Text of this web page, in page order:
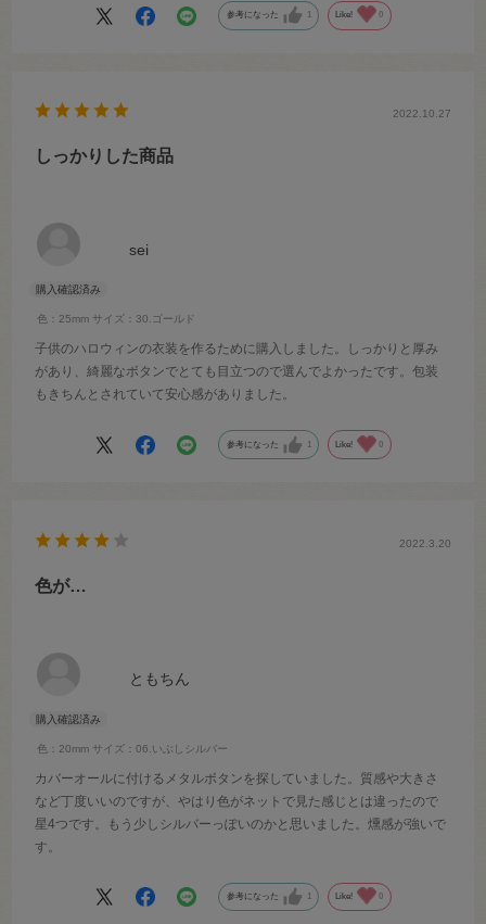
参考になった 1 Like! 0
sei
色：25mm サイズ：30.ゴールド
2022.10.27
しっかりした商品
子供のハロウィンの衣装を作るために購入しました。しっかりと厚み
があり、綺麗なボタンでとても目立つので選んでよかったです。包装
もきちんとされていて安心感がありました。
参考になった Like! 0
ともちん
色：20mm サイズ：06.いぶしシルバー
2022.3.20
色が…
カバーオールに付けるメタルボタンを探していました。質感や大きさ
など丁度いいのですが、やはり色がネットで見た感じとは違ったので
星4つです。もう少しシルバーっぽいのかと思いました。燻感が強いで
す。
参考になった 1 Like! 0